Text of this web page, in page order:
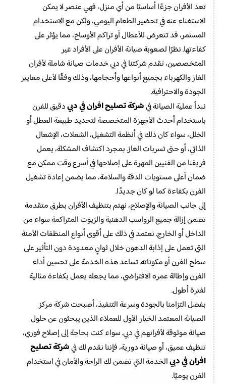
تعد الأفران جزءًا أساسيًا من أي منزل، فهي عنصر لا يمكن
الاستغناء عنه في تحضير الطعام اليومي، ولكن مع الاستخدام
المستمر، قد تتعرض للأعطال أو تراكم الأوساخ، مما يؤثر على
كفاءتها. نظرًا لصعوبة صيانة الأفران على الأفراد غير
المتخصصين، تقدم شركتنا في دبي خدمات صيانة شاملة لأفران
الغاز والكهرباء بجميع أنواعها وأحجامها، وذلك وفقًا لأعلى معايير
الجودة والاحترافية.
نبدأ عملية الصيانة فيشركة تصليح افران في دبيدقيق للفرن
باستخدام أحدث الأجهزة المتخصصة لتحديد طبيعة العطل أو
الخلل، سواء كان ذلك في أنظمة التشغيل، الشعلات، الإشعال
الذاتي، أو حتى تسربات الغاز. بمجرد اكتشاف المشكلة، يعمل
فريقنا من الفنيين المهرة على إصلاحها في أسرع وقت ممكن مع
ضمان أعلى مستويات الدقة والسلامة، مما يضمن إعادة تشغيل
الفرن بكفاءة كما لو كان جديدًا.
إلى جانب الصيانة والإصلاح، نهتم بتنظيف الأفران بطرق متقدمة
تضمن إزالة جميع الرواسب الدهنية والزيوت المتراكمة سواء من
الداخل أو الخارج. نعتمد في ذلك على أقوى أنواع المنظفات الآمنة
التي تعمل على إذابة الدهون خلال ثوانٍ معدودة دون التأثير على
سطح الفرن أو مكوناته. تساعد هذه الخدمة على تحسين أداء
الفرن وإطالة عمره الافتراضي، مما يجعله يعمل بكفاءة مثالية
لفترة أطول.
بفضل التزامنا بالجودة وسرعة التنفيذ، أصبحت شركة مركز
الصيانة المعتمد الخيار الأول للعملاء الذين يبحثون عن حلول
صيانة موثوقة لأفرانهم في دبي. سواء كنت بحاجة إلى إصلاح فوري،
تنظيف عميق، أو صيانة دورية، فإننا نقدم لك فيشركة تصليح
افران في دبيالخدمة التي تضمن لك الراحة والأمان في استخدام
الفرن يوميًا.